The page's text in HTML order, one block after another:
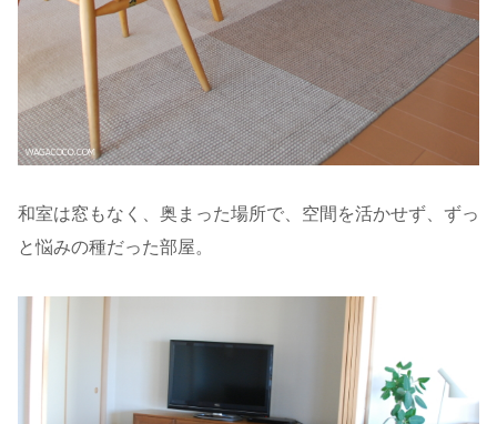
和室は窓もなく、奥まった場所で、空間を活かせず、ずっ
と悩みの種だった部屋。